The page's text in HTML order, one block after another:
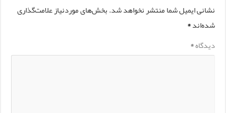
نشانی ایمیل شما منتشر نخواهد شد.بخش‌های موردنیاز علامت‌گذاری
شده‌اند*
دیدگاه*